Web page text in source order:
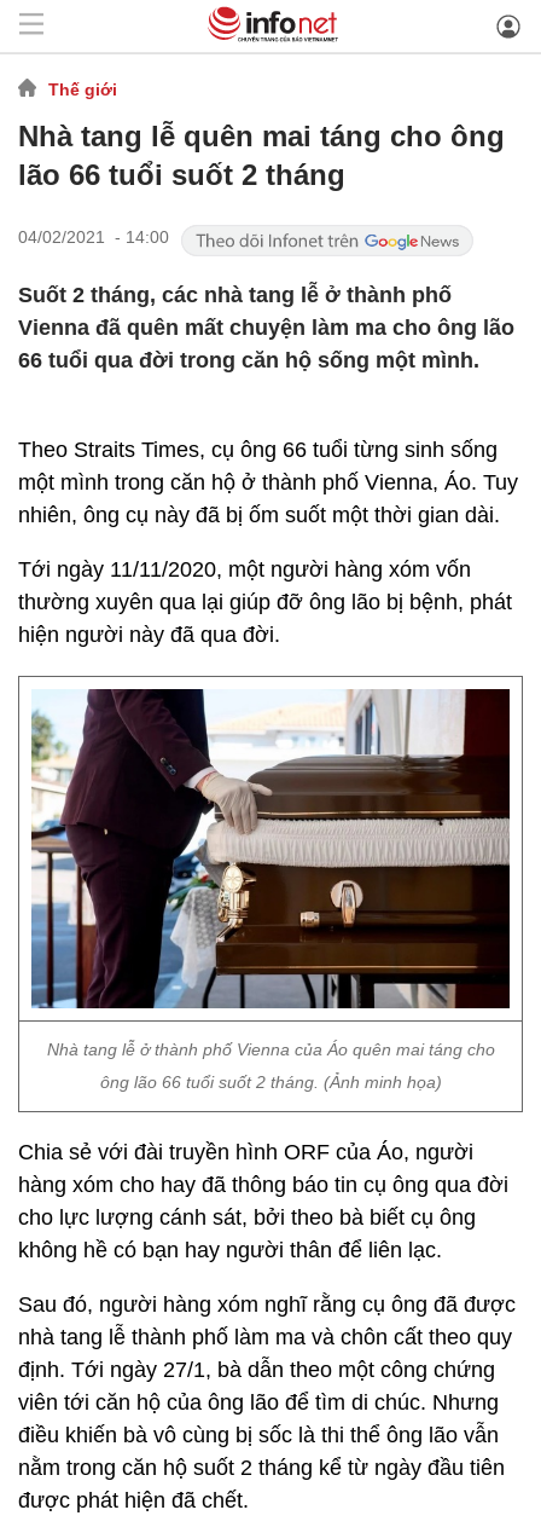
Thế giới
Nhà tang lễ quên mai táng cho ông
lão 66 tuổi suốt 2 tháng
04/02/2021 - 14:00
Suốt 2 tháng, các nhà tang lễ ở thành phố
Vienna đã quên mất chuyện làm ma cho ông lão
66 tuổi qua đời trong căn hộ sống một mình.
Theo Straits Times, cụ ông 66 tuổi từng sinh sống
một mình trong căn hộ ở thành phố Vienna, Áo. Tuy
nhiên, ông cụ này đã bị ốm suốt một thời gian dài.
Tới ngày 11/11/2020, một người hàng xóm vốn
thường xuyên qua lại giúp đỡ ông lão bị bệnh, phát
hiện người này đã qua đời.
Nhà tang lễ ở thành phố Vienna của Áo quên mai táng cho
ông lão 66 tuổi suốt 2 tháng. (Ảnh minh họa)
Chia sẻ với đài truyền hình ORF của Áo, người
hàng xóm cho hay đã thông báo tin cụ ông qua đời
cho lực lượng cánh sát, bởi theo bà biết cụ ông
không hề có bạn hay người thân để liên lạc.
Sau đó, người hàng xóm nghĩ rằng cụ ông đã được
nhà tang lễ thành phố làm ma và chôn cất theo quy
định. Tới ngày 27/1, bà dẫn theo một công chứng
viên tới căn hộ của ông lão để tìm di chúc. Nhưng
điều khiến bà vô cùng bị sốc là thi thể ông lão vẫn
nằm trong căn hộ suốt 2 tháng kể từ ngày đầu tiên
được phát hiện đã chết.